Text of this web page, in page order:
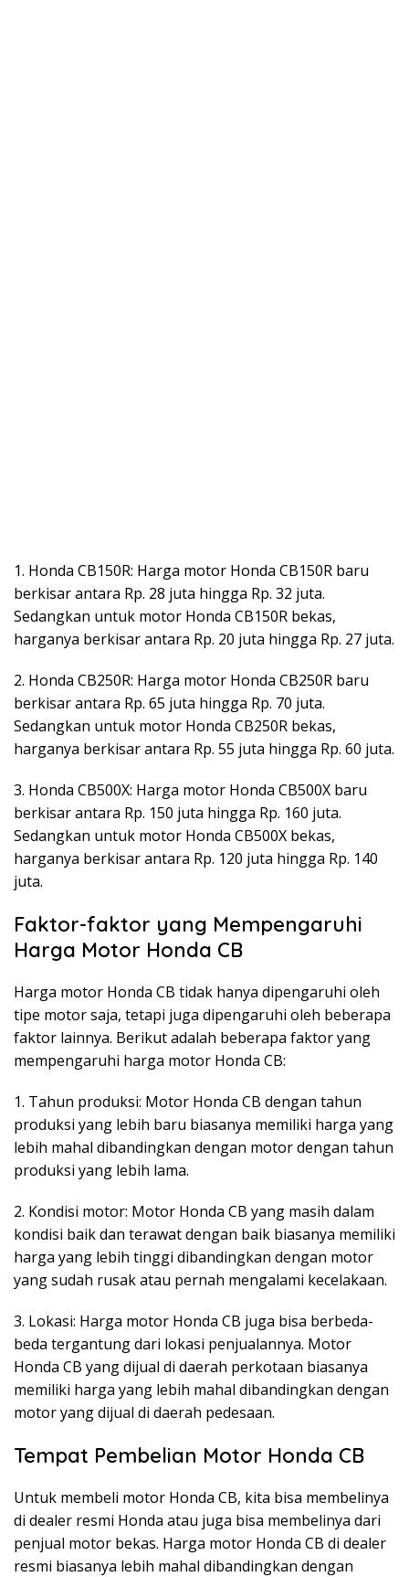
1. Honda CB150R: Harga motor Honda CB150R baru
berkisar antara Rp. 28 juta hingga Rp. 32 juta.
Sedangkan untuk motor Honda CB150R bekas,
harganya berkisar antara Rp. 20 juta hingga Rp. 27 juta.
2. Honda CB250R: Harga motor Honda CB250R baru
berkisar antara Rp. 65 juta hingga Rp. 70 juta.
Sedangkan untuk motor Honda CB250R bekas,
harganya berkisar antara Rp. 55 juta hingga Rp. 60 juta.
3. Honda CB500X: Harga motor Honda CB500X baru
berkisar antara Rp. 150 juta hingga Rp. 160 juta.
Sedangkan untuk motor Honda CB500X bekas,
harganya berkisar antara Rp. 120 juta hingga Rp. 140
juta.
Faktor-faktor yang Mempengaruhi
Harga Motor Honda CB
Harga motor Honda CB tidak hanya dipengaruhi oleh
tipe motor saja, tetapi juga dipengaruhi oleh beberapa
faktor lainnya. Berikut adalah beberapa faktor yang
mempengaruhi harga motor Honda CB:
1. Tahun produksi: Motor Honda CB dengan tahun
produksi yang lebih baru biasanya memiliki harga yang
lebih mahal dibandingkan dengan motor dengan tahun
produksi yang lebih lama.
2. Kondisi motor: Motor Honda CB yang masih dalam
kondisi baik dan terawat dengan baik biasanya memiliki
harga yang lebih tinggi dibandingkan dengan motor
yang sudah rusak atau pernah mengalami kecelakaan.
3. Lokasi: Harga motor Honda CB juga bisa berbeda-
beda tergantung dari lokasi penjualannya. Motor
Honda CB yang dijual di daerah perkotaan biasanya
memiliki harga yang lebih mahal dibandingkan dengan
motor yang dijual di daerah pedesaan.
Tempat Pembelian Motor Honda CB
Untuk membeli motor Honda CB, kita bisa membelinya
di dealer resmi Honda atau juga bisa membelinya dari
penjual motor bekas. Harga motor Honda CB di dealer
resmi biasanya lebih mahal dibandingkan dengan